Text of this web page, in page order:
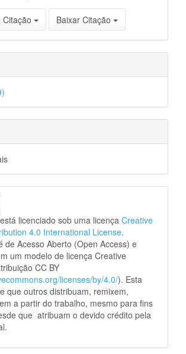
Citação Baixar Citação
licenciado sob uma licença Creative
4.0 International License.
de Acesso Aberto (Open Access) e
um modelo de licença Creative
CC BY
licenses/by/4.0/). Esta
que outros distribuam, remixem,
a partir do trabalho, mesmo para fins
que atribuam o devido crédito pela